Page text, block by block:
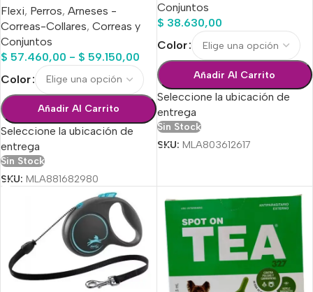
Flexi, Perros, Arneses -
Correas-Collares, Correas y
Conjuntos
$ 57.460,00 - $ 59.150,00
Color
Añadir Al Carrito
Seleccione la ubicación de
entrega
Sin Stock
SKU: MLA881682980
Conjuntos
$ 38.630,00
Color
Añadir Al Carrito
Seleccione la ubicación de
entrega
Sin Stock
SKU: MLA803612617